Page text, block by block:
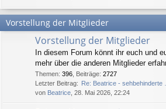
Vorstellung der Mitglieder
Vorstellung der Mitglieder
In diesem Forum könnt ihr euch und
mehr über die anderen Mitglieder
Themen: 396 Beiträge: 2727
Letzter Beitrag: Re: Beatrice - sehbehinderte
von Beatrice , 28. Mai 2026, 22:24